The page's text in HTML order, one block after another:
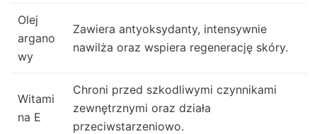
Olej
argano
wy
Zawiera antyoksydanty, intensywnie
nawilża oraz wspiera regenerację skóry.
Witami
na E
Chroni przed szkodliwymi czynnikami
zewnętrznymi oraz działa
przeciwstarzeniowo.